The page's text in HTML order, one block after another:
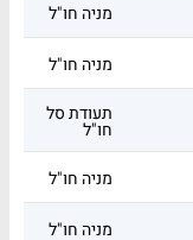
מניה חו"ל
מניה חו"ל
תעודת סל
חו"ל
מניה חו"ל
מניה חו"ל